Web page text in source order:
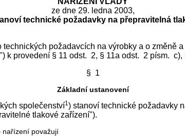
ze dne 29. ledna 2003,
technické požadavky na přepravitelná
technických požadavcích na výrobky a o změně
k provedení § 11 odst. 2, § 11a odst. 2 písm.
§ 1
Základní ustanovení
společenství1 ) stanoví technické požadavky
tlakové zařízení").
považují